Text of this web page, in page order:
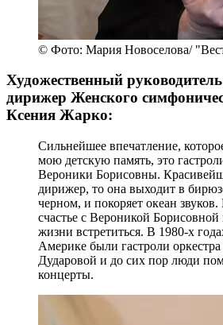
© Фото: Мария Новоселова/
Художественный
дирижер Женского
Ксения Жарко:
Сильнейшее впечатление,
мою детскую память, это
Вероники Борисовны.
дирижер, то она выходит в
черном, и покоряет океан
счастье с Вероникой Борисовной
жизни встретиться. В 1980-х
Америке были гастроли
Дударовой и до сих пор люди
концерты.